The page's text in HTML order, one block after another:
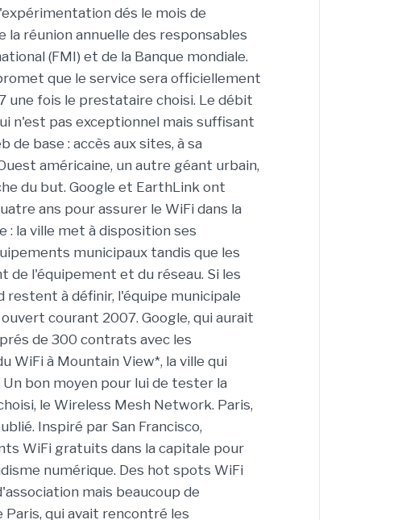
dés le mois de
la réunion annuelle des responsables
(FMI) et de la Banque mondiale.
que le service sera officiellement
une fois le prestataire choisi. Le débit
n'est pas exceptionnel mais suffisant
de base : accès aux sites, à sa
américaine, un autre géant urbain,
du but. Google et EarthLink ont
ans pour assurer le WiFi dans la
: la ville met à disposition ses
municipaux tandis que les
de l'équipement et du réseau. Si les
restent à définir, l'équipe municipale
courant 2007. Google, qui aurait
de 300 contrats avec les
WiFi à Mountain View*, la ville qui
Un bon moyen pour lui de tester la
le Wireless Mesh Network. Paris,
Inspiré par San Francisco,
WiFi gratuits dans la capitale pour
numérique. Des hot spots WiFi
mais beaucoup de
qui avait rencontré les